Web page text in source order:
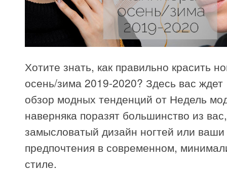
Хотите знать, как правильно красить
осень/зима 2019-2020? Здесь вас ждет
обзор модных тенденций от Недель
наверняка поразят большинство из
замысловатый дизайн ногтей или ваши
предпочтения в современном,
стиле.